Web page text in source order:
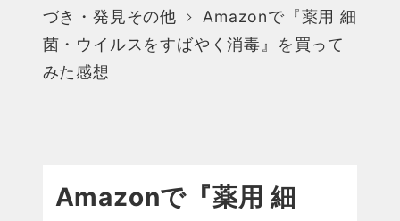
づき・発見その他
Amazonで『薬用 細
菌・ウイルスをすばやく消毒』を買って
みた感想
Amazonで『薬用 細